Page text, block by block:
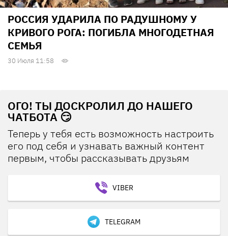
РОССИЯ УДАРИЛА ПО РАДУШНОМУ У
КРИВОГО РОГА: ПОГИБЛА МНОГОДЕТНАЯ
СЕМЬЯ
30 Июля 11:58
ОГО! ТЫ ДОСКРОЛИЛ ДО НАШЕГО
ЧАТБОТА 😏
Теперь у тебя есть возможность настроить
его под себя и узнавать важный контент
первым, чтобы рассказывать друзьям
VIBER
TELEGRAM